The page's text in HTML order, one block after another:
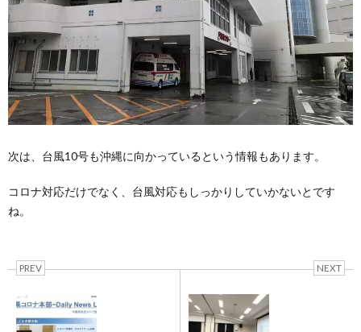
次は、台風10号も沖縄に向かっているという情報もあります。
コロナ対応だけでなく、台風対応もしっかりしていかないとです
ね。
PREV NEXT